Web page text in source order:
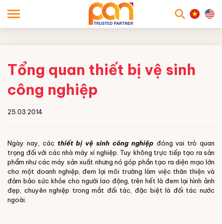
Tổng quan thiết bị vệ sinh
công nghiệp
25.03.2014
Ngày nay, các thiết bị vệ sinh công nghiệp đóng vai trò quan
trọng đối với các nhà máy xí nghiệp. Tuy không trực tiếp tạo ra sản
phẩm như các máy sản xuất nhưng nó góp phần tạo ra diện mạo lớn
cho một doanh nghiệp, đem lại môi trường làm việc thân thiện và
đảm bảo sức khỏe cho người lao động, trên hết là đem lại hình ảnh
đẹp, chuyên nghiệp trong mắt đối tác, đặc biệt là đối tác nước
ngoài.